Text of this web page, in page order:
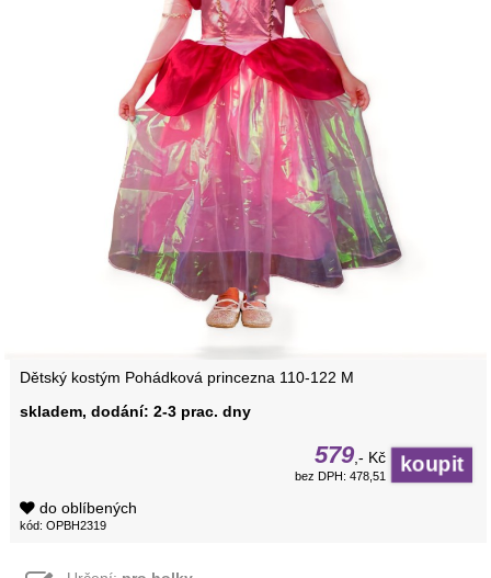
Dětský kostým Pohádková princezna 110-122 M
skladem, dodání: 2-3 prac. dny
579 ,- Kč
bez DPH: 478,51
do oblíbených
kód: OPBH2319